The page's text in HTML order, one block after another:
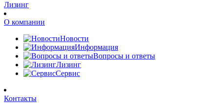
Лизинг
О компании
Новости
Информация
Вопросы и ответы
Лизинг
Сервис
Контакты